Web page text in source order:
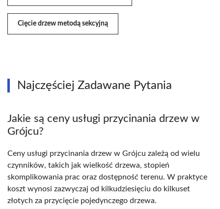
Cięcie drzew metodą sekcyjną
Najczęściej Zadawane Pytania
Jakie są ceny usługi przycinania drzew w
Grójcu?
Ceny usługi przycinania drzew w Grójcu zależą od wielu
czynników, takich jak wielkość drzewa, stopień
skomplikowania prac oraz dostępność terenu. W praktyce
koszt wynosi zazwyczaj od kilkudziesięciu do kilkuset
złotych za przycięcie pojedynczego drzewa.